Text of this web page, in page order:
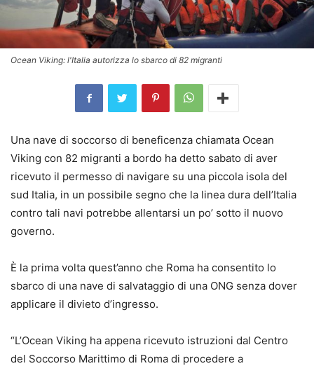
Ocean Viking: l'Italia autorizza lo sbarco di 82 migranti
Una nave di soccorso di beneficenza chiamata Ocean
Viking con 82 migranti a bordo ha detto sabato di aver
ricevuto il permesso di navigare su una piccola isola del
sud Italia, in un possibile segno che la linea dura dell’Italia
contro tali navi potrebbe allentarsi un po’ sotto il nuovo
governo.
È la prima volta quest’anno che Roma ha consentito lo
sbarco di una nave di salvataggio di una ONG senza dover
applicare il divieto d’ingresso.
“L’Ocean Viking ha appena ricevuto istruzioni dal Centro
del Soccorso Marittimo di Roma di procedere a